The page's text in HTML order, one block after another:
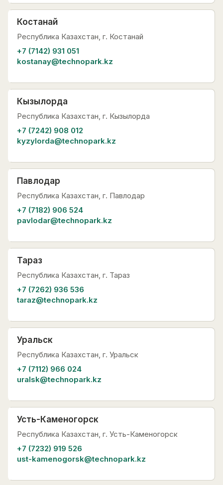
Костанай
Республика Казахстан, г. Костанай
+7 (7142) 931 051
kostanay@technopark.kz
Кызылорда
Республика Казахстан, г. Кызылорда
+7 (7242) 908 012
kyzylorda@technopark.kz
Павлодар
Республика Казахстан, г. Павлодар
+7 (7182) 906 524
pavlodar@technopark.kz
Тараз
Республика Казахстан, г. Тараз
+7 (7262) 936 536
taraz@technopark.kz
Уральск
Республика Казахстан, г. Уральск
+7 (7112) 966 024
uralsk@technopark.kz
Усть-Каменогорск
Республика Казахстан, г. Усть-Каменогорск
+7 (7232) 919 526
ust-kamenogorsk@technopark.kz